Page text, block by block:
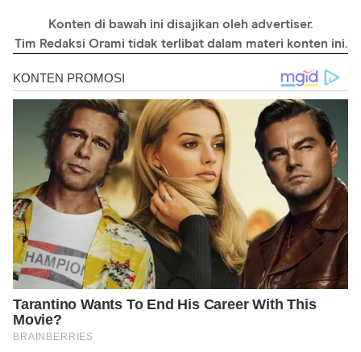
Konten di bawah ini disajikan oleh advertiser.
Tim Redaksi Orami tidak terlibat dalam materi konten ini.